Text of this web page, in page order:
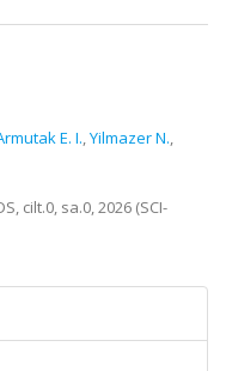
E. I.,Yilmazer N.,
cilt.0, sa.0, 2026 (SCI-